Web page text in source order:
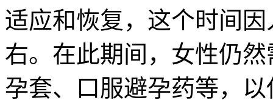
适应和恢复，这个时间
右。在此期间，女性仍
孕套、口服避孕药等，